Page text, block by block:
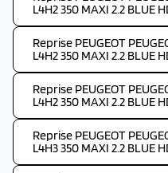
L4H2 350 MAXI 2.2 BLUE
Reprise PEUGEOT
L4H2 350 MAXI 2.2 BLUE
Reprise PEUGEOT
L4H2 350 MAXI 2.2 BLUE
Reprise PEUGEOT
L4H3 350 MAXI 2.2 BLUE